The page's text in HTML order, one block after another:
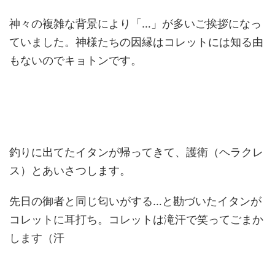
神々の複雑な背景により「…」が多いご挨拶になっ
ていました。神様たちの因縁はコレットには知る由
もないのでキョトンです。
釣りに出てたイタンが帰ってきて、護衛（ヘラクレ
ス）とあいさつします。
先日の御者と同じ匂いがする…と勘づいたイタンが
コレットに耳打ち。コレットは滝汗で笑ってごまか
します（汗